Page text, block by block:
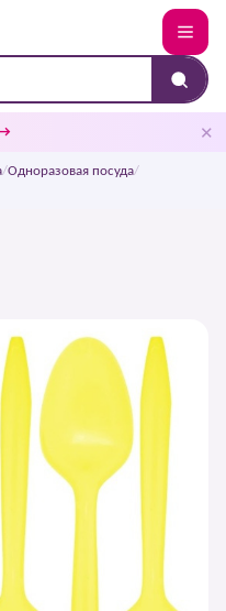
✕
/Одноразовая посуда/